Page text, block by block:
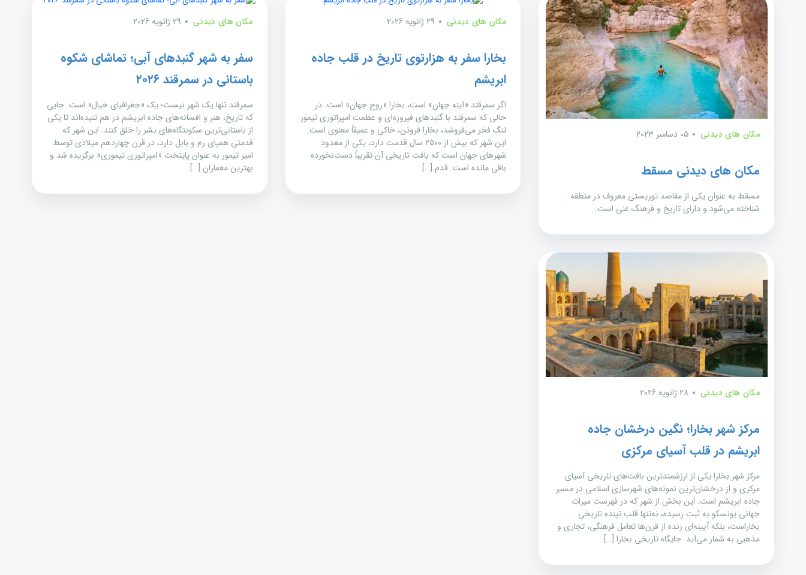
مکان های دیدنی 05 دسامبر 2023
مکان های دیدنی مسقط
مسقط به عنوان یکی از مقاصد توریستی معروف در منطقه
شناخته می‌شود و دارای تاریخ و فرهنگ غنی است.
مکان های دیدنی 29 ژانویه 2026
بخارا سفر به هزارتوی تاریخ در قلب جاده
ابریشم
اگر سمرقند «آینه جهان» است، بخارا «روح جهان» است. در
حالی که سمرقند با گنبدهای فیروزه‌ای و عظمت امپراتوری تیمور
لنگ فخر می‌فروشد، بخارا فروتن، خاکی و عمیقاً معنوی است.
این شهر که بیش از ۲۵۰۰ سال قدمت دارد، یکی از معدود
شهرهای جهان است که بافت تاریخی آن تقریباً دست‌نخورده
باقی مانده است. قدم […]
مکان های دیدنی 29 ژانویه 2026
سفر به شهر گنبدهای آبی؛ تماشای شکوه
باستانی در سمرقند ۲۰۲۶
سمرقند تنها یک شهر نیست؛ یک «جغرافیای خیال» است. جایی
که تاریخ، هنر و افسانه‌های جاده ابریشم در هم تنیده‌اند تا یکی
از باستانی‌ترین سکونتگاه‌های بشر را خلق کنند. این شهر که
قدمتی همپای رم و بابل دارد، در قرن چهاردهم میلادی توسط
امیر تیمور به عنوان پایتخت «امپراتوری تیموری» برگزیده شد و
بهترین معماران […]
مکان های دیدنی 28 ژانویه 2026
مرکز شهر بخارا؛ نگین درخشان جاده
ابریشم در قلب آسیای مرکزی
مرکز شهر بخارا یکی از ارزشمندترین بافت‌های تاریخی آسیای
مرکزی و از درخشان‌ترین نمونه‌های شهرسازی اسلامی در مسیر
جاده ابریشم است. این بخش از شهر که در فهرست میراث
جهانی یونسکو به ثبت رسیده، نه‌تنها قلب تپنده تاریخی
بخاراست، بلکه آیینه‌ای زنده از قرن‌ها تعامل فرهنگی، تجاری و
مذهبی به شمار می‌آید. جایگاه تاریخی بخارا […]